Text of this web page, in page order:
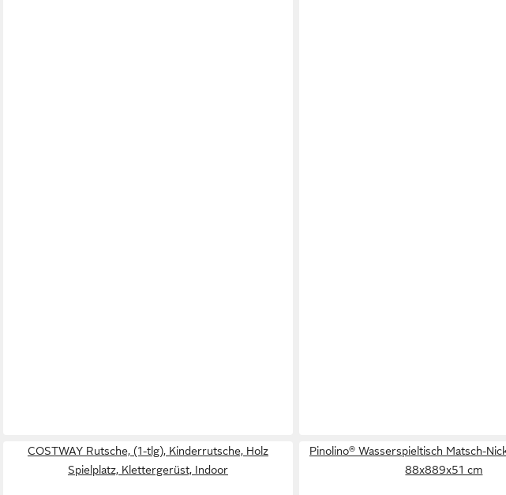
COSTWAY Rutsche, (1-tlg), Kinderrutsche, Holz
Spielplatz, Klettergerüst, Indoor
Pinolino® Wasserspieltisch Matsch-
88x889x51 cm